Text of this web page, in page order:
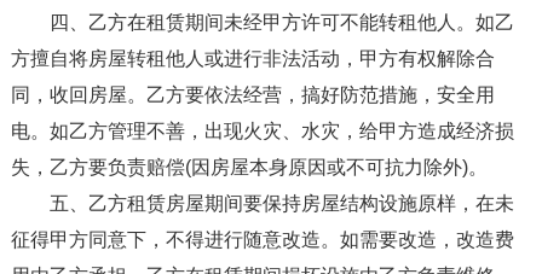
四、乙方在租赁期间未经甲方许可不能转租他人。如乙
方擅自将房屋转租他人或进行非法活动，甲方有权解除合
同，收回房屋。乙方要依法经营，搞好防范措施，安全用
电。如乙方管理不善，出现火灾、水灾，给甲方造成经济损
失，乙方要负责赔偿(因房屋本身原因或不可抗力除外)。
五、乙方租赁房屋期间要保持房屋结构设施原样，在未
征得甲方同意下，不得进行随意改造。如需要改造，改造费